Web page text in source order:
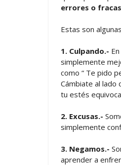
errores o
Estas son
1. Culpando.-
simplemente
como “ Te pido
Cámbiate al lado
tu estés
2. Excusas.-
simplemente
3. Negamos.-
aprender a